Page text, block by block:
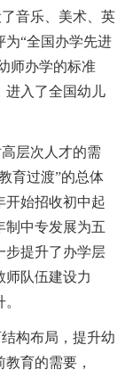
音乐、美术、英
为“全国办学先进
师办学的标准
进入了全国幼儿
层次人才的需
育过渡”的总体
开始招收初中起
制中专发展为五
步提升了办学层
师队伍建设力
构布局，提升幼
育的需要，